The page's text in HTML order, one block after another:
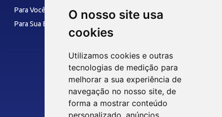
O nosso site usa
cookies
Utilizamos cookies e outras
tecnologias de medição para
melhorar a sua experiência de
navegação no nosso site, de
forma a mostrar conteúdo
personalizado, anúncios
Para Você
Para Sua Empresa
TECNOLOGIA E INOVAÇÃO
Eficiência Operacional
Siga nossas Redes Sociais
INTRANET